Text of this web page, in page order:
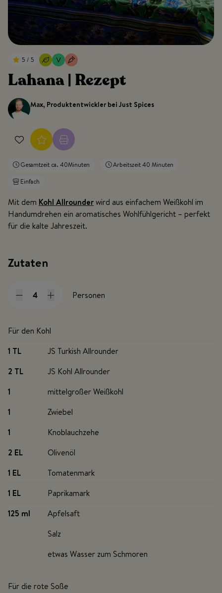
5 / 5
Lahana | Rezept
Max, Produktentwickler bei Just Spices
Gesamtzeit ca. 40Minuten
Arbeitszeit 40 Minuten
Einfach
Mit dem Kohl Allrounderwird aus einfachem Weißkohl im
Handumdrehen ein aromatisches Wohlfühlgericht – perfekt
für die kalte Jahreszeit.
Zutaten
Personen
Für den Kohl
1 TL
JS Turkish Allrounder
2 TL
JS Kohl Allrounder
1
mittelgroßer Weißkohl
1
Zwiebel
1
Knoblauchzehe
2 EL
Olivenöl
1 EL
Tomatenmark
1 EL
Paprikamark
125 ml
Apfelsaft
Salz
etwas Wasser zum Schmoren
Für die rote Soße